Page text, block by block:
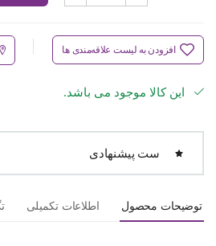
افزودن به لیست علاقه‌مندی ها
این کالا موجود می باشد.
ست پیشنهادی
توضیحات محصول اطلاعات تکمیلی